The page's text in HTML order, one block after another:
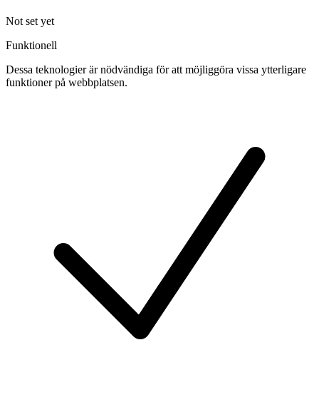
Not set yet
Funktionell
Dessa teknologier är nödvändiga för att möjliggöra vissa ytterligare
funktioner på webbplatsen.